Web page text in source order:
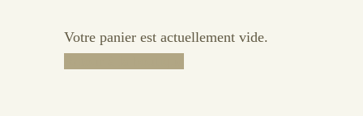
Votre panier est actuellement vide.